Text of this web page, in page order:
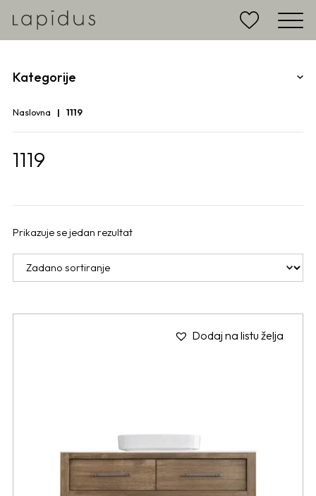
Kategorije
Naslovna 1119
1119
Prikazuje se jedan rezultat
Dodaj na listu želja